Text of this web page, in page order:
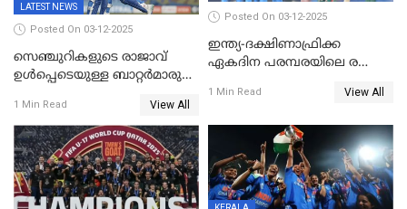
LATEST NEWS
Posted On 03-12-2025
സെഞ്ചുറികളുടെ രാജാവ്
ഉൾപ്പെടെയുള്ള ബാറ്റർമാരുടെ
ഇന്ത്യയ്ക്ക് 358 റൺസ്
1 Min Read View All
Posted On 03-12-2025
ഇന്ത്യ-ദക്ഷിണാഫ്രിക്ക
ഏകദിന പരമ്പരയിലെ രണ്ടാം
1 Min Read View All